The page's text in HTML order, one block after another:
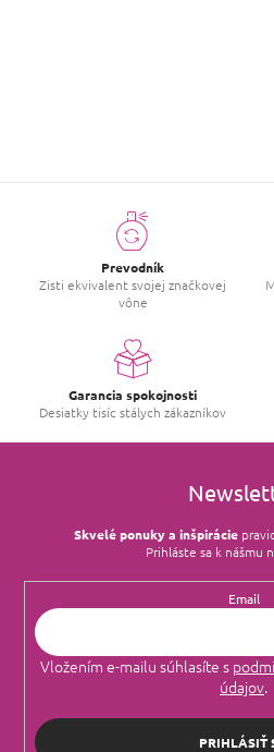
Prevodník
Zisti ekvivalent svojej značkovej
vône
Garancia spokojnosti
Desiatky tisíc stálych zákazníkov
Skvelé ponuky a inšpirácie
Prihláste sa k nášmu
Email
Vložením e-mailu súhlasíte s
údajov.
PRIHLÁSIŤ